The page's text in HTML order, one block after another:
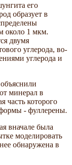
его
образует в
около 1 мкм.
двумя
углерода, во-
углерода и
минерал в
часть которого
- фуллерены.
вначале была
моделировать
обнаружена в